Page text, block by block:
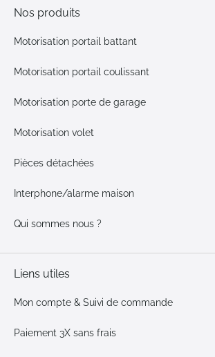
Nos produits
Motorisation portail battant
Motorisation portail coulissant
Motorisation porte de garage
Motorisation volet
Pièces détachées
Interphone/alarme maison
Qui sommes nous ?
Liens utiles
Mon compte & Suivi de commande
Paiement 3X sans frais